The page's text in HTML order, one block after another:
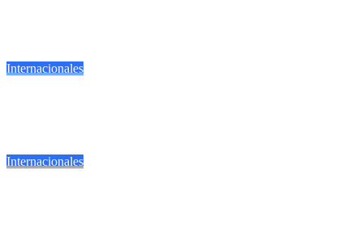
Internacionales
Internacionales